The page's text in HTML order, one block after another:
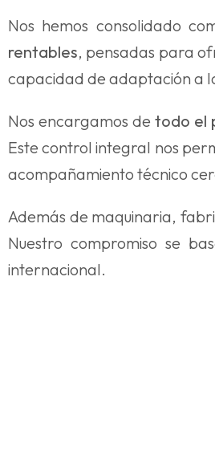
Nos hemos consolidado
rentables, pensadas para
capacidad de adaptación a
Nos encargamos detodo el
Este control integral nos
acompañamiento técnico
Además de maquinaria,
Nuestro compromiso se
internacional.